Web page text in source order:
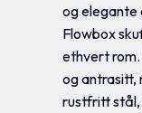
og elegante
Flowbox
ethvert
og antrasitt,
rustfritt stål,